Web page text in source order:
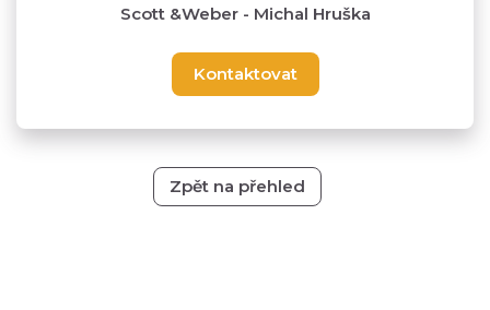
Scott &Weber - Michal Hruška
Kontaktovat
Zpět na přehled